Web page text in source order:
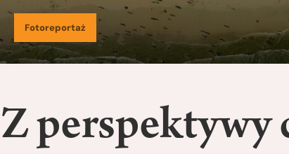
Fotoreportaż
Z perspektywy